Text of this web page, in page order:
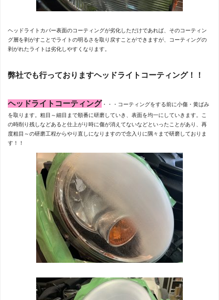
ヘッドライトカバー表面のコーティングが劣化しただけであれば、そのコーティン
グ層を剥がすことでライトの明るさを取り戻すことができますが、コーティングの
剥がれたライトは劣化しやすくなります。
弊社でも行っておりますヘッドライトコーティング！！
ヘッドライトコーティング ・・・コーティングをする前に小傷・黄ばみ
を取ります。粗目～細目まで順番に研磨していき、表面を均一にしていきます。こ
の時削り残しなどあると仕上がり時に傷が消えてないなどといったことがあり、再
度粗目～の研磨工程からやり直しになりますので念入りに隅々まで研磨しておりま
す！！